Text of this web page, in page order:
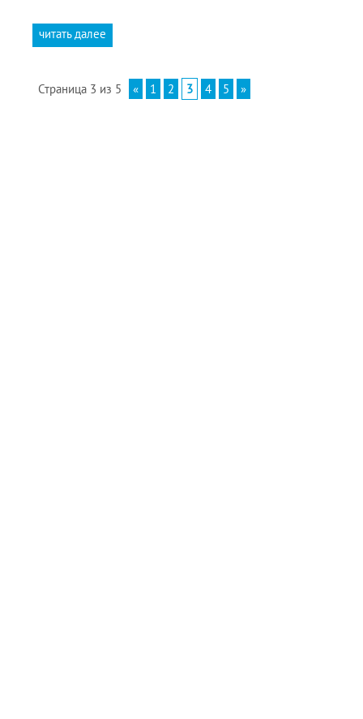
читать далее
Страница 3 из 5 « 1 2 3 4 5 »